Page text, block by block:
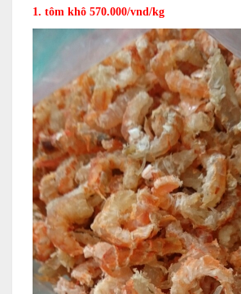
1. tôm khô 570.000/vnd/kg